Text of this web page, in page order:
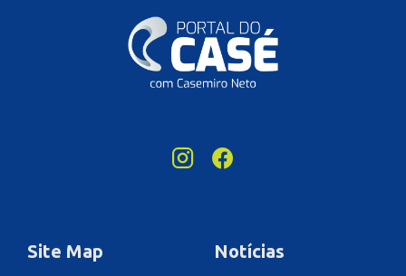
Site Map Notícias